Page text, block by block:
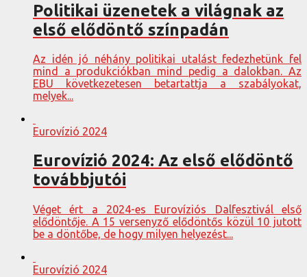
Politikai üzenetek a világnak az
első elődöntő színpadán
Az idén jó néhány politikai utalást fedezhetünk fel
mind a produkciókban mind pedig a dalokban. Az
EBU következetesen betartattja a szabályokat,
melyek...
Eurovízió 2024
Eurovízió 2024: Az első elődöntő
továbbjutói
Véget ért a 2024-es Eurovíziós Dalfesztivál első
elődöntője. A 15 versenyző elődöntős közül 10 jutott
be a döntőbe, de hogy milyen helyezést...
Eurovízió 2024